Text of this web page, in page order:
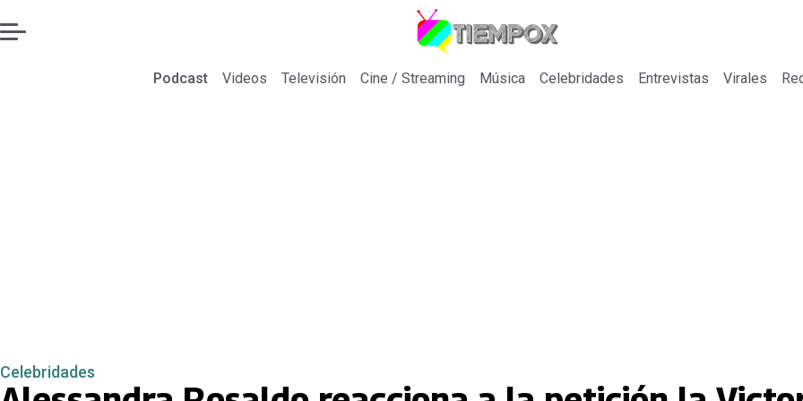
Podcast Videos Televisión Cine / Streaming Música Celebridades Entrevistas Virales
Celebridades